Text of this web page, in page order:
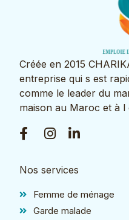
Créée en 2015
entreprise qui s est
comme le leader du
maison au Maroc et à l
Nos services
Femme de ménage
Garde malade